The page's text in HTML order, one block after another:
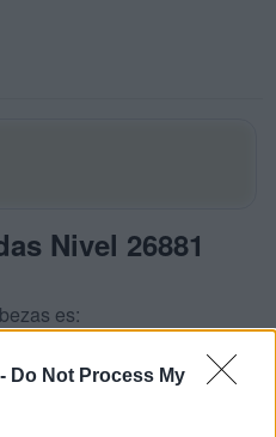
Do Not Process My
Nivel 26881
es: